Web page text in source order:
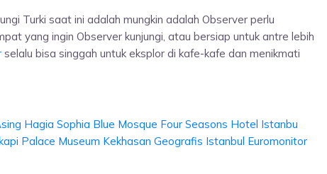
Turki saat ini adalah mungkin adalah Observer perlu
yang ingin Observer kunjungi, atau bersiap untuk antre lebih
selalu bisa singgah untuk eksplor di kafe-kafe dan menikmati
Hagia Sophia Blue Mosque Four Seasons Hotel Istanbu
Palace Museum Kekhasan Geografis Istanbul Euromonitor